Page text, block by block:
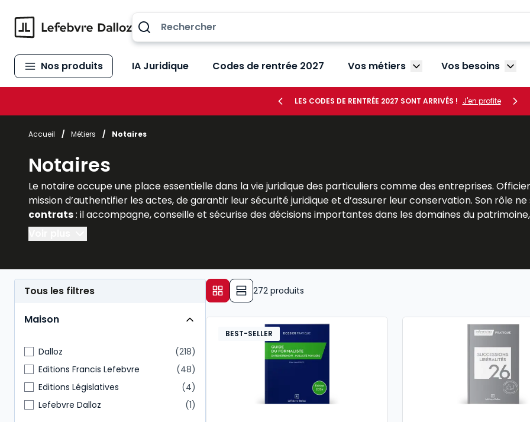
Nos produits IA Juridique Codes de rentrée 2027 Vos métiers Afficher le sous-menu
Vos besoins
LES CODES DE RENTRÉE 2027 SONT ARRIVÉS ! J'en profite
Accueil / Métiers / Notaires
Notaires
Le notaire occupe une place essentielle dans la vie juridique des particuliers comme des entreprises.
mission d’authentifier les actes, de garantir leur sécurité juridique et d’assurer leur conservation. Son rôle
contrats: il accompagne, conseille et sécurise des décisions importantes dans les domaines du
des affaires
juridique français. Les
Tous les filtres
Maison
Dalloz
218
Editions Francis Lefebvre
48
Editions Législatives
4
Lefebvre Dalloz
1
272 produits
BEST-SELLER